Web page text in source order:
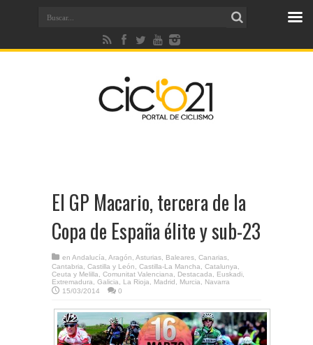
El GP Macario, tercera de la
Copa de España élite y sub-23
en Andalucía Aragón Asturias Baleares Canarias
Cantabria
Castilla y León Castilla-La Mancha Catalunya
Ceuta y Melilla
Comunitat Valenciana Destacada Euskadi
Extremadura
Galicia La Rioja Madrid Murcia
Navarra
15/03/2014
0